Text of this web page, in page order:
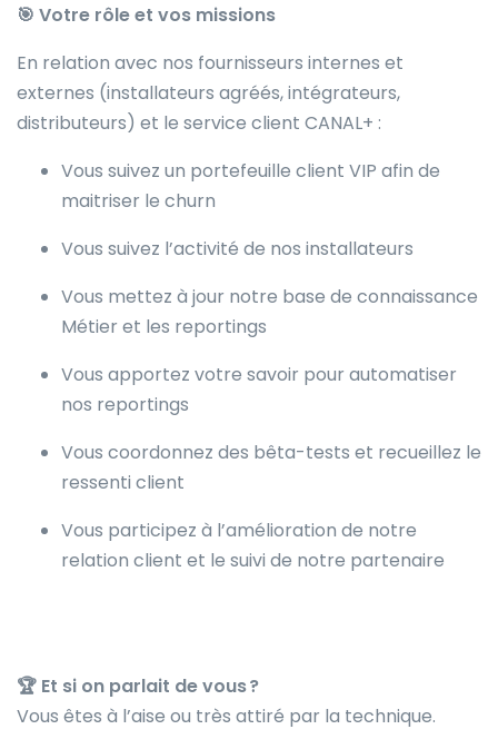
🎯 Votre rôle et vos missions
En relation avec nos fournisseurs internes et
externes (installateurs agréés, intégrateurs,
distributeurs) et le service client CANAL+ :
Vous suivez un portefeuille client VIP afin de
maitriser le churn
Vous suivez l’activité de nos installateurs
Vous mettez à jour notre base de connaissance
Métier et les reportings
Vous apportez votre savoir pour automatiser
nos reportings
Vous coordonnez des bêta-tests et recueillez le
ressenti client
Vous participez à l’amélioration de notre
relation client et le suivi de notre partenaire
🏆 Et si on parlait de vous ?
Vous êtes à l’aise ou très attiré par la technique.